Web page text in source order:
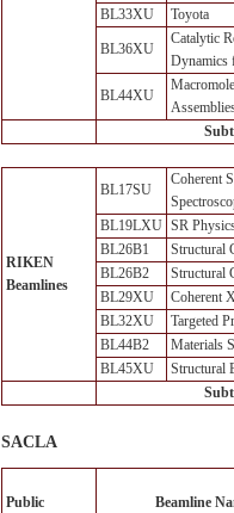
BL33XU
Toyota
BL36XU
Catalytic
Dynamics
BL44XU
RIKEN
Beamlines
BL17SU
Coherent
BL19LXU SR
BL26B1
Structural
BL26B2
Structural
BL29XU
Coherent
BL32XU
Targeted
BL44B2
Materials
BL45XU
Structural
SACLA
Public
Beamline